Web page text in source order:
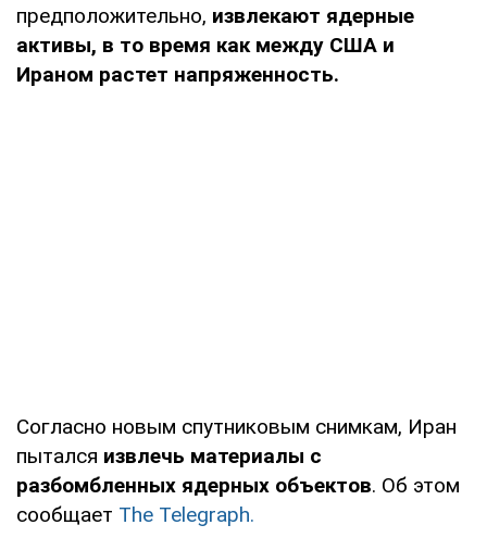
предположительно, извлекают ядерные
активы, в то время как между США и
Ираном растет напряженность.
Согласно новым спутниковым снимкам, Иран
пытался извлечь материалы с
разбомбленных ядерных объектов. Об этом
сообщает The Telegraph.